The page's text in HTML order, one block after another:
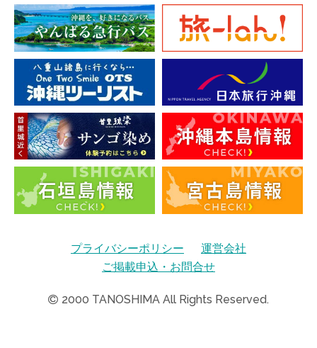
プライバシーポリシー
運営会社
ご掲載申込・お問合せ
2000 TANOSHIMA All Rights Reserved.